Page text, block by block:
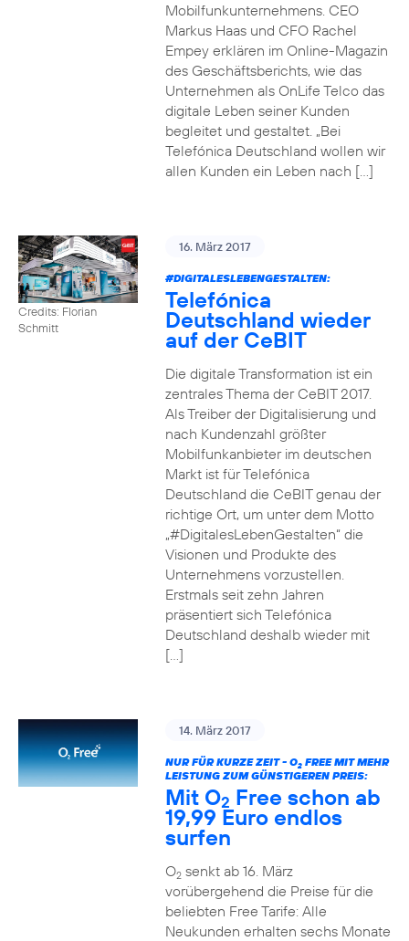
Mobilfunkunternehmens. CEO
Markus Haas und CFO Rachel
Empey erklären im Online-Magazin
des Geschäftsberichts, wie das
Unternehmen als OnLife Telco das
digitale Leben seiner Kunden
begleitet und gestaltet. „Bei
Telefónica Deutschland wollen wir
allen Kunden ein Leben nach […]
Credits: Florian
Schmitt
16. März 2017
#DIGITALESLEBENGESTALTEN:
Telefónica
Deutschland wieder
auf der CeBIT
Die digitale Transformation ist ein
zentrales Thema der CeBIT 2017.
Als Treiber der Digitalisierung und
nach Kundenzahl größter
Mobilfunkanbieter im deutschen
Markt ist für Telefónica
Deutschland die CeBIT genau der
richtige Ort, um unter dem Motto
„#DigitalesLebenGestalten“ die
Visionen und Produkte des
Unternehmens vorzustellen.
Erstmals seit zehn Jahren
präsentiert sich Telefónica
Deutschland deshalb wieder mit
[…]
14. März 2017
NUR FÜR KURZE ZEIT - O2FREE MIT MEHR
LEISTUNG ZUM GÜNSTIGEREN PREIS:
Mit O2 Free schon ab
19,99 Euro endlos
surfen
O2senkt ab 16. März
vorübergehend die Preise für die
beliebten Free Tarife: Alle
Neukunden erhalten sechs Monate